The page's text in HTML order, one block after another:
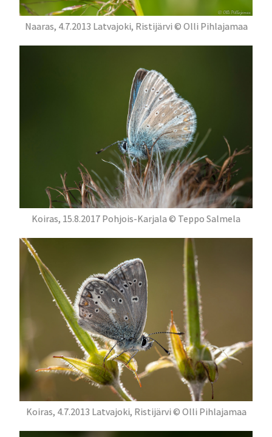
Naaras, 4.7.2013 Latvajoki, Ristijärvi © Olli Pihlajamaa
Koiras, 15.8.2017 Pohjois-Karjala © Teppo Salmela
Koiras, 4.7.2013 Latvajoki, Ristijärvi © Olli Pihlajamaa